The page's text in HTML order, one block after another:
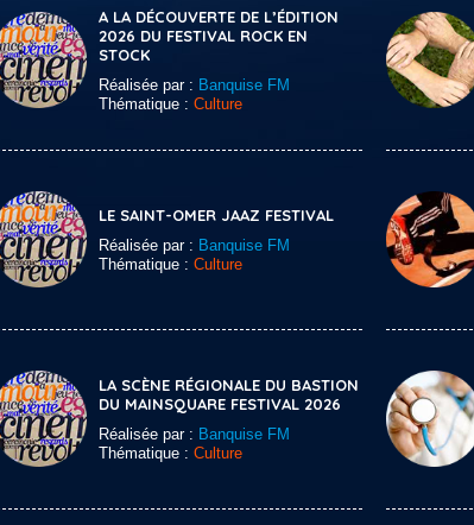
A LA DÉCOUVERTE DE L’ÉDITION
2026 DU FESTIVAL ROCK EN
STOCK
Réalisée par : Banquise FM
Thématique : Culture
LE SAINT-OMER JAAZ FESTIVAL
Réalisée par : Banquise FM
Thématique : Culture
LA SCÈNE RÉGIONALE DU BASTION
DU MAINSQUARE FESTIVAL 2026
Réalisée par : Banquise FM
Thématique : Culture